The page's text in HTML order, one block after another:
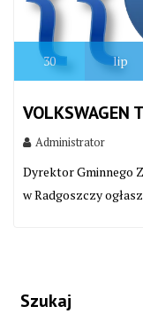
30 lip
Administrator
Dyrektor Gminnego
w Radgoszczy
Szukaj